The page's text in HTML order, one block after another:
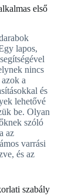
első
lapos,
nincs
a
és
lehetővé
be. Olyan
szóló
az
varrási
és az
szabály